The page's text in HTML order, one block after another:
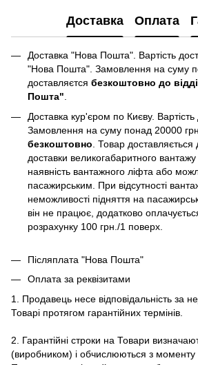
Доставка Оплата
Доставка "Нова Пошта". Вартість
"Нова Пошта". Замовлення на суму
доставляєтся безкоштовно до
Пошта".
Доставка кур'єром по Києву. Вартість
Замовлення на суму понад 20000
безкоштовно . Товар
доставки великогабаритного
наявність вантажного ліфта або
пасажирським. При відсутності
неможливості підняття на
він не працює, додатково
розрахунку 100 грн./1 поверх.
Післяплата "Нова Пошта"
Оплата за реквізитами
1. Продавець несе відповідальність за
Товарі протягом гарантійних термінів.
2. Гарантійні строки на Товари
(виробником) і обчислюються з моменту